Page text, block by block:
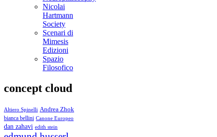
Nicolai
Hartmann
Society
Scenari di
Mimesis
Edizioni
Spazio
Filosofico
concept cloud
Altiero Spinelli Andrea Zhok
bianca bellini Canone Europeo
dan zahavi edith stein